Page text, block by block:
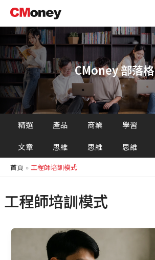
主
容
CMoney 部落格
精選
文章
產品
思維
商業
思維
學習
思維
首頁 工程師培訓模式
工程師培訓模式
CMoney